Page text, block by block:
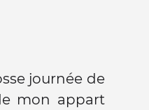
journée de
mon appart